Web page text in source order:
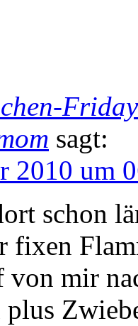
sagt:
2010 um
schon
fixen
von mir